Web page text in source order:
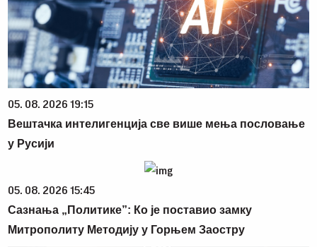
05. 08. 2026 19:15
Вештачка интелигенција све више мења пословање
у Русији
05. 08. 2026 15:45
Сазнања „Политике”: Ко је поставио замку
Митрополиту Методију у Горњем Заостру